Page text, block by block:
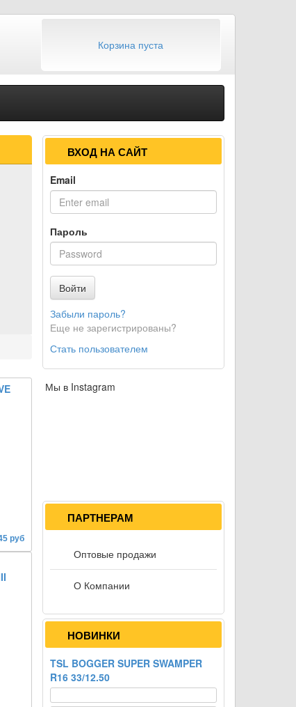
Корзина пуста
руб
ВХОД НА САЙТ
Email
Пароль
Войти
Забыли пароль?
Еще не зарегистрированы?
Стать пользователем
Мы в Instagram
ПАРТНЕРАМ
Оптовые продажи
О Компании
НОВИНКИ
TSL BOGGER SUPER SWAMPER
R16 33/12.50